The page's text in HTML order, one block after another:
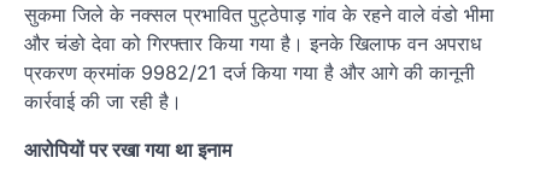
सुकमा जिले के नक्सल प्रभावित पुट्ठेपाड़ गांव के रहने वाले वंडो भीमा
और चंङो देवा को गिरफ्तार किया गया है। इनके खिलाफ वन अपराध
प्रकरण क्रमांक 9982/21 दर्ज किया गया है और आगे की कानूनी
कार्रवाई की जा रही है।
आरोपियों पर रखा गया था इनाम